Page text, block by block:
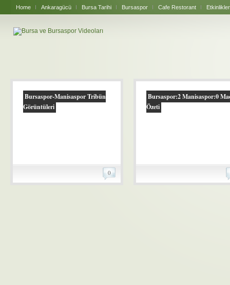
Home Ankaragücü Bursa Tarihi Bursaspor Cafe Restorant Etkinlikler
Bursaspor-Manisaspor Tribün
Görüntüleri
0
Bursaspor:2 Manisaspor:0
Özeti